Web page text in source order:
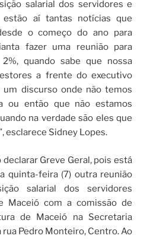
salarial dos servidores e
aí tantas notícias que
o começo do ano para
fazer uma reunião para
quando sabe que nossa
a frente do executivo
discurso onde não temos
ou então que não estamos
na verdade são eles que
esclarece Sidney Lopes.
Greve Geral, pois está
quinta-feira (7) outra reunião
salarial dos servidores
Maceió com a comissão de
de Maceió na Secretaria
rua Pedro Monteiro, Centro. Ao